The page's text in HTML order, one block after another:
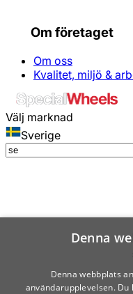
Om företaget
Om oss
Kvalitet, miljö &
Välj marknad
Sverige
Denna
Denna webbplats
användarupplevelsen. Du